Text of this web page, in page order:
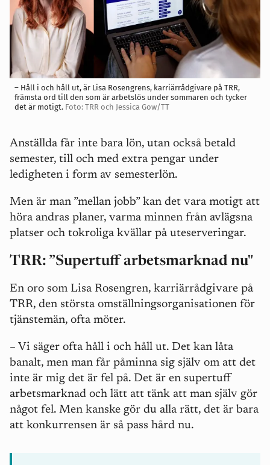
– Håll i och håll ut, är Lisa Rosengrens, karriärrådgivare på TRR,
främsta ord till den som är arbetslös under sommaren och tycker
det är motigt. Foto: TRR och Jessica Gow/TT
Anställda får inte bara lön, utan också betald
semester, till och med extra pengar under
ledigheten i form av semesterlön.
Men är man ”mellan jobb” kan det vara motigt att
höra andras planer, varma minnen från avlägsna
platser och tokroliga kvällar på uteserveringar.
TRR: ”Supertuff arbetsmarknad nu"
En oro som Lisa Rosengren, karriärrådgivare på
TRR, den största omställningsorganisationen för
tjänstemän, ofta möter.
– Vi säger ofta håll i och håll ut. Det kan låta
banalt, men man får påminna sig själv om att det
inte är mig det är fel på. Det är en supertuff
arbetsmarknad och lätt att tänk att man själv gör
något fel. Men kanske gör du alla rätt, det är bara
att konkurrensen är så pass hård nu.